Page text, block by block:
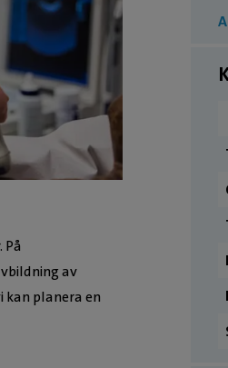
av
kan planera en